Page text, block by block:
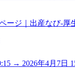
ージ｜出産なび‐厚
→ 2026年4月7日